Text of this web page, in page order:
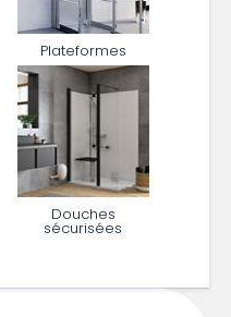
Plateformes
Douches
sécurisées